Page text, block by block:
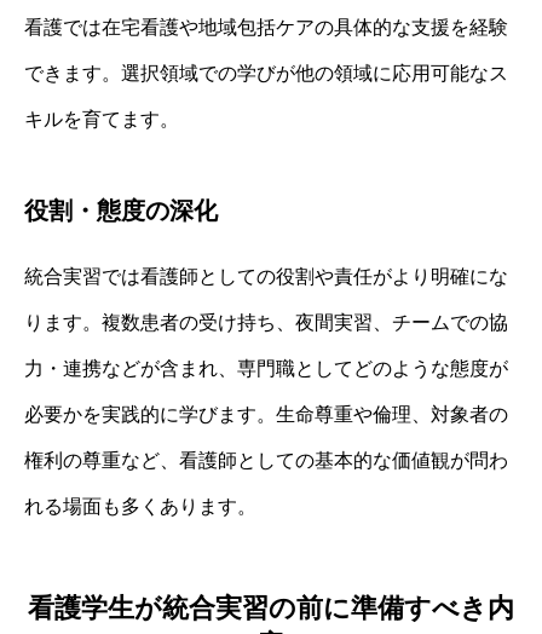
看護では在宅看護や地域包括ケアの具体的な支援を経験
できます。選択領域での学びが他の領域に応用可能なス
キルを育てます。
役割・態度の深化
統合実習では看護師としての役割や責任がより明確にな
ります。複数患者の受け持ち、夜間実習、チームでの協
力・連携などが含まれ、専門職としてどのような態度が
必要かを実践的に学びます。生命尊重や倫理、対象者の
権利の尊重など、看護師としての基本的な価値観が問わ
れる場面も多くあります。
看護学生が統合実習の前に準備すべき内